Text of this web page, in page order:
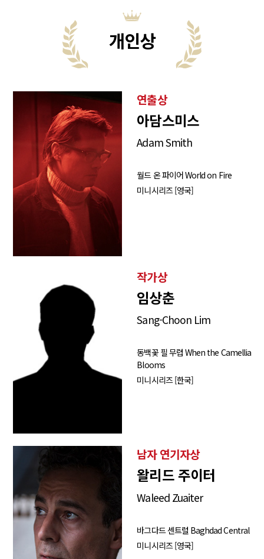
개인상
연출상
아담스미스
Adam Smith
월드 온 파이어 World on Fire
미니시리즈 [영국]
작가상
임상춘
Sang-Choon Lim
동백꽃 필 무렵 When the Camellia
Blooms
미니시리즈 [한국]
남자 연기자상
왈리드 주이터
Waleed Zuaiter
바그다드 센트럴 Baghdad Central
미니시리즈 [영국]